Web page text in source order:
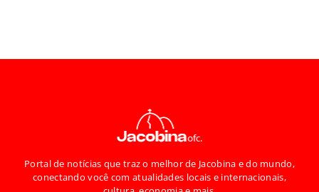
Portal de notícias que traz o melhor de Jacobina e do mundo,
conectando você com atualidades locais e internacionais,